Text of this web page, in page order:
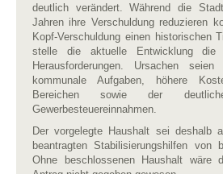
deutlich verändert. Während die
Jahren ihre Verschuldung reduzieren
Kopf-Verschuldung einen historischen
stelle die aktuelle Entwicklung die
Herausforderungen. Ursachen
kommunale Aufgaben, höhere
Bereichen sowie der
Gewerbesteuereinnahmen.
Der vorgelegte Haushalt sei deshalb
beantragten Stabilisierungshilfen von
Ohne beschlossenen Haushalt wäre